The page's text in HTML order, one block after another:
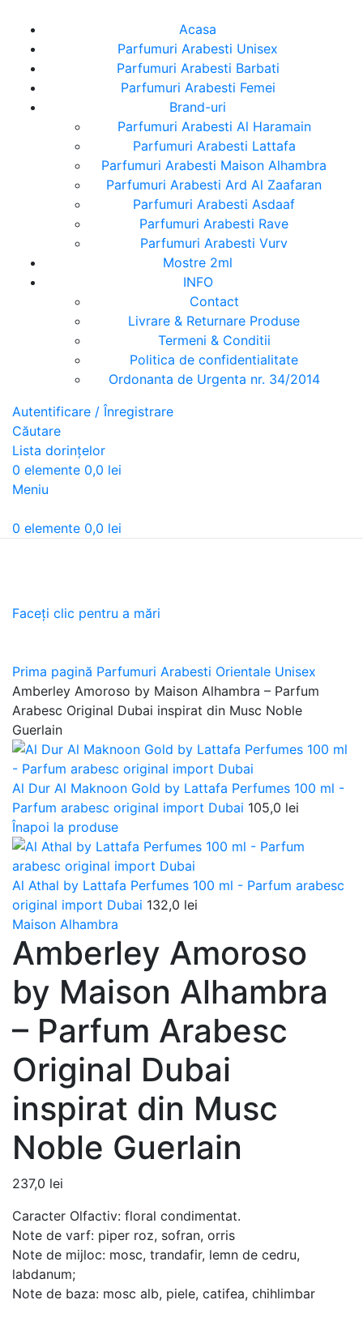
Acasa
Parfumuri Arabesti Unisex
Parfumuri Arabesti Barbati
Parfumuri Arabesti Femei
Brand-uri
Parfumuri Arabesti Al Haramain
Parfumuri Arabesti Lattafa
Parfumuri Arabesti Maison Alhambra
Parfumuri Arabesti Ard Al Zaafaran
Parfumuri Arabesti Asdaaf
Parfumuri Arabesti Rave
Parfumuri Arabesti Vurv
Mostre 2ml
INFO
Contact
Livrare & Returnare Produse
Termeni & Conditii
Politica de confidentialitate
Ordonanta de Urgenta nr. 34/2014
Autentificare / Înregistrare
Căutare
Lista dorințelor
0 elemente 0,0 lei
Meniu
0 elemente 0,0 lei
Faceți clic pentru a mări
Prima pagină Parfumuri Arabesti Orientale Unisex
Amberley Amoroso by Maison Alhambra – Parfum
Arabesc Original Dubai inspirat din Musc Noble
Guerlain
Al Dur Al Maknoon Gold by Lattafa Perfumes 100 ml -
Parfum arabesc original import Dubai 105,0 lei
Înapoi la produse
Al Athal by Lattafa Perfumes 100 ml - Parfum arabesc
original import Dubai 132,0 lei
Maison Alhambra
Amberley Amoroso
by Maison Alhambra
– Parfum Arabesc
Original Dubai
inspirat din Musc
Noble Guerlain
237,0 lei
Caracter Olfactiv: floral condimentat.
Note de varf: piper roz, sofran, orris
Note de mijloc: mosc, trandafir, lemn de cedru,
labdanum;
Note de baza: mosc alb, piele, catifea, chihlimbar